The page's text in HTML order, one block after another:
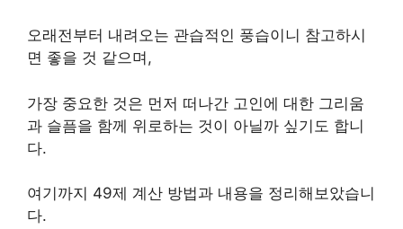
오래전부터 내려오는 관습적인 풍습이니 참고하시
면 좋을 것 같으며,
가장 중요한 것은 먼저 떠나간 고인에 대한 그리움
과 슬픔을 함께 위로하는 것이 아닐까 싶기도 합니
다.
여기까지 49제 계산 방법과 내용을 정리해보았습니
다.